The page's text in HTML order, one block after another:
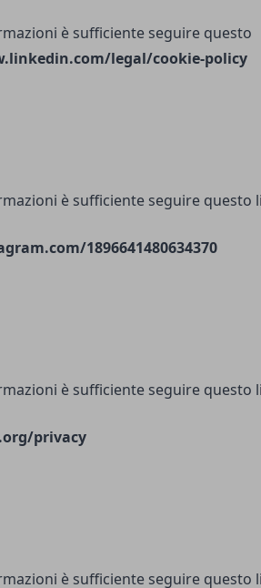
è sufficiente seguire questo
legal/cookie-policy
è sufficiente seguire questo
1896641480634370
è sufficiente seguire questo
privacy
è sufficiente seguire questo